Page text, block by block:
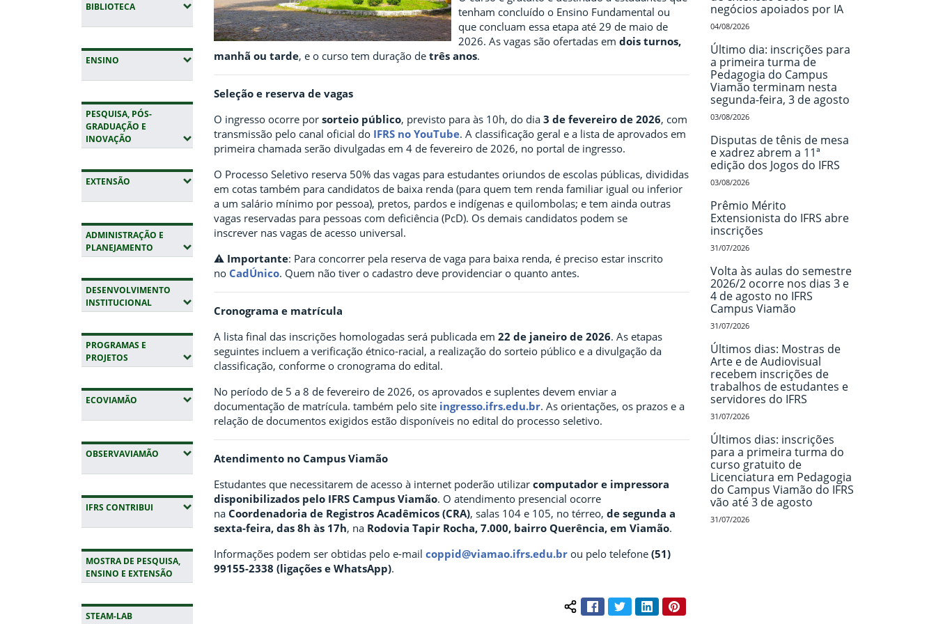
BIBLIOTECA(EXPANDIR SUBMENUS)
ENSINO (EXPANDIR SUBMENUS)
PESQUISA, PÓS-
GRADUAÇÃO E
INOVAÇÃO (EXPANDIR SUBMENUS)
EXTENSÃO (EXPANDIR SUBMENUS)
ADMINISTRAÇÃO E
PLANEJAMENTO (EXPANDIR SUBMENUS)
DESENVOLVIMENTO
INSTITUCIONAL(EXPANDIR SUBMENUS)
PROGRAMAS E
PROJETOS (EXPANDIR SUBMENUS)
ECOVIAMÃO (EXPANDIR SUBMENUS)
OBSERVAVIAMÃO (EXPANDIR SUBMENUS)
IFRS CONTRIBUI (EXPANDIR SUBMENUS)
MOSTRA DE PESQUISA,
ENSINO E EXTENSÃO
STEAM-LAB
tenham concluído o Ensino Fundamental ou
que concluam essa etapa até 29 de maio de
2026. As vagas são ofertadas emdois turnos,
manhã ou tarde, e o curso tem duração de três anos.
Seleção e reserva de vagas
O ingresso ocorre por sorteio público, previsto para às 10h, do dia 3 de fevereiro de 2026, com
transmissão pelo canal oficial do IFRS no YouTube. A classificação geral e a lista de aprovados em
primeira chamada serão divulgadas em 4 de fevereiro de 2026, no portal de ingresso.
O Processo Seletivo reserva 50% das vagas para estudantes oriundos de escolas públicas, divididas
em cotas também para candidatos de baixa renda (para quem tem renda familiar igual ou inferior
a um salário mínimo por pessoa), pretos, pardos e indígenas e quilombolas; e tem ainda outras
vagas reservadas para pessoas com deficiência (PcD). Os demais candidatos podem se
inscrever nas vagas de acesso universal.
⚠️ Importante: Para concorrer pela reserva de vaga para baixa renda, é preciso estar inscrito
no CadÚnico. Quem não tiver o cadastro deve providenciar o quanto antes.
Cronograma e matrícula
A lista final das inscrições homologadas será publicada em 22 de janeiro de 2026. As etapas
seguintes incluem a verificação étnico-racial, a realização do sorteio público e a divulgação da
classificação, conforme o cronograma do edital.
No período de 5 a 8 de fevereiro de 2026, os aprovados e suplentes devem enviar a
documentação de matrícula. também pelo site ingresso.ifrs.edu.br. As orientações, os prazos e a
relação de documentos exigidos estão disponíveis no edital do processo seletivo.
Atendimento no Campus Viamão
Estudantes que necessitarem de acesso à internet poderão utilizar computador e impressora
disponibilizados pelo IFRS Campus Viamão. O atendimento presencial ocorre
na Coordenadoria de Registros Acadêmicos (CRA), salas 104 e 105, no térreo, de segunda a
sexta-feira, das 8h às 17h, na Rodovia Tapir Rocha, 7.000, bairro Querência, em Viamão.
Informações podem ser obtidas pelo e-mail coppid@viamao.ifrs.edu.br ou pelo telefone (51)
99155-2338 (ligações e WhatsApp).
Compartilhar conteúdo:
FacebookTwitterLinkedInPinterest
negócios apoiados por IA
04/08/2026
Último dia: inscrições para
a primeira turma de
Pedagogia do Campus
Viamão terminam nesta
segunda-feira, 3 de agosto
03/08/2026
Disputas de tênis de mesa
e xadrez abrem a 11ª
edição dos Jogos do IFRS
03/08/2026
Prêmio Mérito
Extensionista do IFRS abre
inscrições
31/07/2026
Volta às aulas do semestre
2026/2 ocorre nos dias 3 e
4 de agosto no IFRS
Campus Viamão
31/07/2026
Últimos dias: Mostras de
Arte e de Audiovisual
recebem inscrições de
trabalhos de estudantes e
servidores do IFRS
31/07/2026
Últimos dias: inscrições
para a primeira turma do
curso gratuito de
Licenciatura em Pedagogia
do Campus Viamão do IFRS
vão até 3 de agosto
31/07/2026